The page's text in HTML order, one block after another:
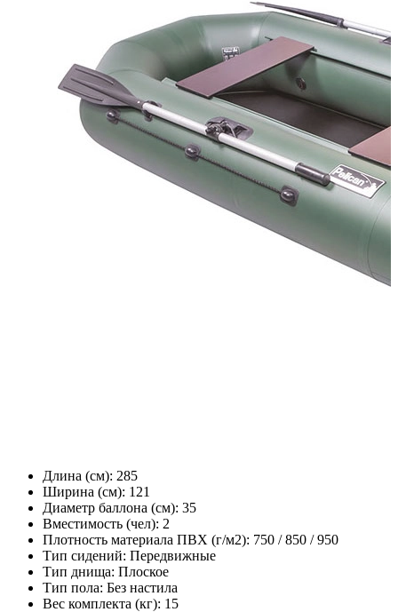
Длина (см): 285
Ширина (см): 121
Диаметр баллона (см): 35
Вместимость (чел): 2
Плотность материала ПВХ (г/м2): 750 / 850 / 950
Тип сидений: Передвижные
Тип днища: Плоское
Тип пола: Без настила
Вес комплекта (кг): 15